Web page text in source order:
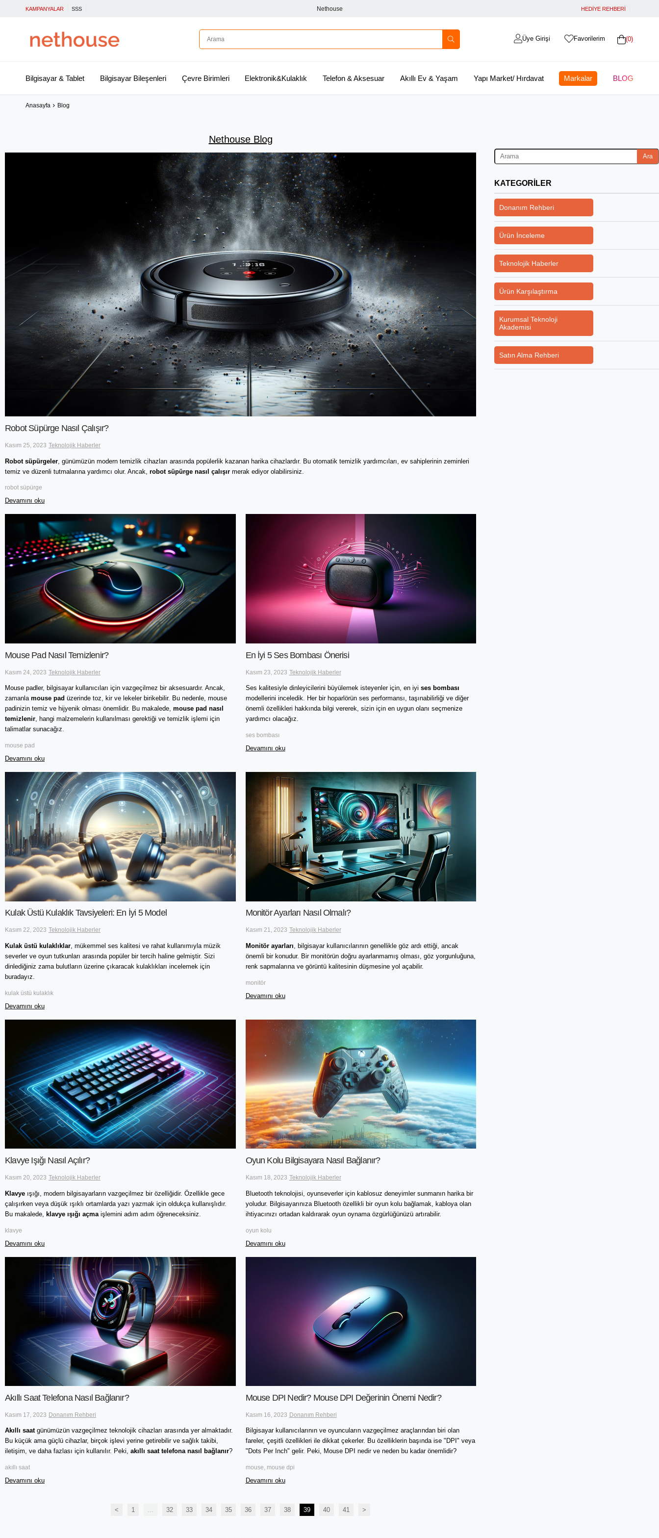
KAMPANYALAR SSS Nethouse HEDİYE REHBERİ
0
Favorilerim
Üye Girişi
Bilgisayar & Tablet Bilgisayar Bileşenleri Çevre Birimleri Elektronik&Kulaklık Telefon & Aksesuar Akıllı Ev & Yaşam Yapı Market/ Hırdavat Markalar BLOG
Anasayfa Blog
Nethouse Blog
Robot Süpürge Nasıl Çalışır?
Kasım 25, 2023 Teknolojik Haberler
Robot süpürgeler , günümüzün modern temizlik cihazları arasında popülerlik kazanan harika cihazlardır. Bu otomatik temizlik yardımcıları, ev sahiplerinin zeminleri
temiz ve düzenli tutmalarına yardımcı olur. Ancak, robot süpürge nasıl çalışır merak ediyor olabilirsiniz.
robot süpürge
Devamını oku
Mouse Pad Nasıl Temizlenir?
Kasım 24, 2023 Teknolojik Haberler
Mouse padler, bilgisayar kullanıcıları için vazgeçilmez bir aksesuardır. Ancak,
zamanla mouse pad üzerinde toz, kir ve lekeler birikebilir. Bu nedenle, mouse
padinizin temiz ve hijyenik olması önemlidir. Bu makalede, mouse pad nasıl
temizlenir, hangi malzemelerin kullanılması gerektiği ve temizlik işlemi için
talimatlar sunacağız.
mouse pad
Devamını oku
En İyi 5 Ses Bombası Önerisi
Kasım 23, 2023 Teknolojik Haberler
Ses kalitesiyle dinleyicilerini büyülemek isteyenler için, en iyi ses bombası
modellerini inceledik. Her bir hoparlörün ses performansı, taşınabilirliği ve diğer
önemli özellikleri hakkında bilgi vererek, sizin için en uygun olanı seçmenize
yardımcı olacağız.
ses bombası
Devamını oku
Kulak Üstü Kulaklık Tavsiyeleri: En İyi 5 Model
Kasım 22, 2023 Teknolojik Haberler
Kulak üstü kulaklıklar, mükemmel ses kalitesi ve rahat kullanımıyla müzik
severler ve oyun tutkunları arasında popüler bir tercih haline gelmiştir. Sizi
dinlediğiniz zama bulutların üzerine çıkaracak kulaklıkları incelemek için
buradayız.
kulak üstü kulaklık
Devamını oku
Monitör Ayarları Nasıl Olmalı?
Kasım 21, 2023 Teknolojik Haberler
Monitör ayarları, bilgisayar kullanıcılarının genellikle göz ardı ettiği, ancak
önemli bir konudur. Bir monitörün doğru ayarlanmamış olması, göz yorgunluğuna,
renk sapmalarına ve görüntü kalitesinin düşmesine yol açabilir.
monitör
Devamını oku
Klavye Işığı Nasıl Açılır?
Kasım 20, 2023 Teknolojik Haberler
Klavye ışığı, modern bilgisayarların vazgeçilmez bir özelliğidir. Özellikle gece
çalışırken veya düşük ışıklı ortamlarda yazı yazmak için oldukça kullanışlıdır.
Bu makalede, klavye ışığı açma işlemini adım adım öğreneceksiniz.
klavye
Devamını oku
Oyun Kolu Bilgisayara Nasıl Bağlanır?
Kasım 18, 2023 Teknolojik Haberler
Bluetooth teknolojisi, oyunseverler için kablosuz deneyimler sunmanın harika bir
yoludur. Bilgisayarınıza Bluetooth özellikli bir oyun kolu bağlamak, kabloya olan
ihtiyacınızı ortadan kaldırarak oyun oynama özgürlüğünüzü artırabilir.
oyun kolu
Devamını oku
Akıllı Saat Telefona Nasıl Bağlanır?
Kasım 17, 2023 Donanım Rehberi
Akıllı saatgünümüzün vazgeçilmez teknolojik cihazları arasında yer almaktadır.
Bu küçük ama güçlü cihazlar, birçok işlevi yerine getirebilir ve sağlık takibi,
iletişim, ve daha fazlası için kullanılır. Peki, akıllı saat telefona nasıl bağlanır?
akıllı saat
Devamını oku
Mouse DPI Nedir? Mouse DPI Değerinin Önemi Nedir?
Kasım 16, 2023 Donanım Rehberi
Bilgisayar kullanıcılarının ve oyuncuların vazgeçilmez araçlarından biri olan
fareler, çeşitli özellikleri ile dikkat çekerler. Bu özelliklerin başında ise "DPI" veya
"Dots Per Inch" gelir. Peki, Mouse DPI nedir ve neden bu kadar önemlidir?
mouse, mouse dpi
Devamını oku
< 1 ... 32 33 34 35 36 37 38 39 40 41 >
Ara
KATEGORILER
Donanım Rehberi
Ürün İnceleme
Teknolojik Haberler
Ürün Karşılaştırma
Kurumsal Teknoloji
Akademisi
Satın Alma Rehberi